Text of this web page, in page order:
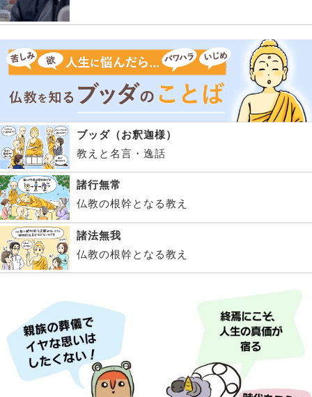
ブッダ（お釈迦様）
教えと名言・逸話
諸行無常
仏教の根幹となる教え
諸法無我
仏教の根幹となる教え